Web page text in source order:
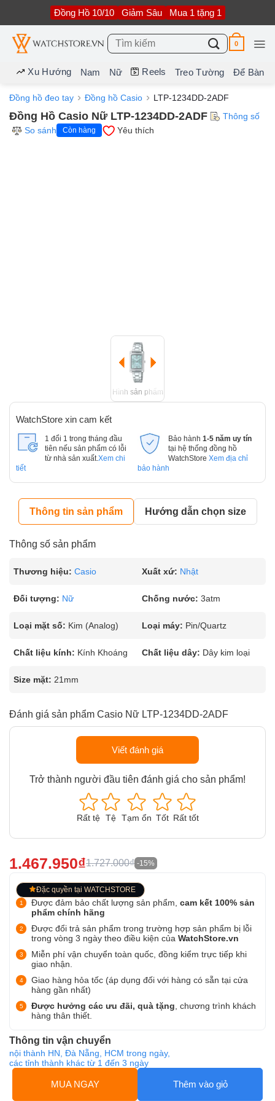
nội
dung
Đồng Hồ 10/10 Giảm Sâu Mua 1 tặng 1
Tìm
kiếm:
0
Xu Hướng Nam Nữ Reels Treo Tường Để Bàn
Đồng hồ đeo tay Đồng hồ Casio LTP-1234DD-2ADF
Đồng Hồ Casio Nữ LTP-1234DD-2ADF
Thông số
So sánh
Còn hàng Yêu thích
Hình sản phẩm
WatchStore xin cam kết
1 đổi 1 trong tháng đầu
tiên nếu sản phẩm có lỗi
từ nhà sản xuất. Xem chi
tiết
Bảo hành 1-5 năm uy tín
tại hệ thống đồng hồ
WatchStore Xem địa chỉ
bảo hành
Thông tin sản phẩm Hướng dẫn chọn size
Thông số sản phẩm
Thương hiệu: Casio Xuất xứ: Nhật
Đối tượng: Nữ Chống nước: 3atm
Loại mặt số: Kim (Analog) Loại máy: Pin/Quartz
Chất liệu kính: Kính Khoáng Chất liệu dây: Dây kim loại
Size mặt: 21mm
Đánh giá sản phẩm Casio Nữ LTP-1234DD-2ADF
Viết đánh giá
Trở thành người đầu tiên đánh giá cho sản phẩm!
Rất tệ Tệ Tạm ổn Tốt Rất tốt
1.467.950₫1.727.000₫ -15%
Đặc quyền tại WATCHSTORE
Được đảm bảo chất lượng sản phẩm, cam kết 100% sản
phẩm chính hãng
Được đổi trả sản phẩm trong trường hợp sản phẩm bị lỗi
trong vòng 3 ngày theo điều kiện của WatchStore.vn
Miễn phí vận chuyển toàn quốc, đồng kiểm trực tiếp khi
giao nhận.
Giao hàng hỏa tốc (áp dụng đối với hàng có sẵn tại cửa
hàng gần nhất)
Được hưởng các ưu đãi, quà tặng , chương trình khách
hàng thân thiết.
Thông tin vận chuyển
nội thành HN, Đà Nẵng, HCM trong ngày,
các tỉnh thành khác từ 1 đến 3 ngày
MUA NGAY Thêm vào giỏ